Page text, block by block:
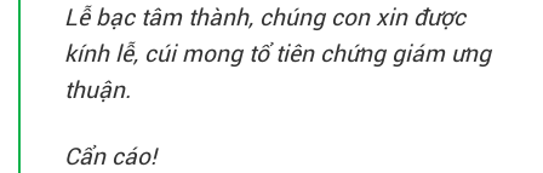
Lễ bạc tâm thành, chúng con xin được
kính lễ, cúi mong tổ tiên chứng giám ưng
thuận.
Cẩn cáo!